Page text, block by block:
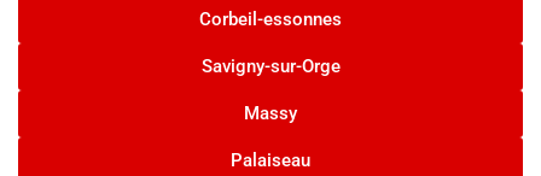
Corbeil-essonnes
Savigny-sur-Orge
Massy
Palaiseau